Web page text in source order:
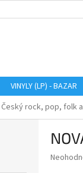
VINYLY (LP) - BAZAR
Český rock, pop, folk